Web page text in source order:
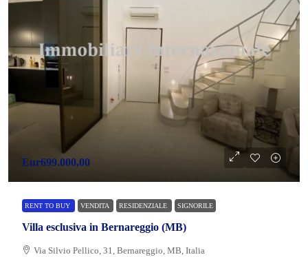
Eur699.000,00
RENT TO BUY VENDITA RESIDENZIALE SIGNORILE
Villa esclusiva in Bernareggio (MB)
Via Silvio Pellico, 31, Bernareggio, MB, Italia